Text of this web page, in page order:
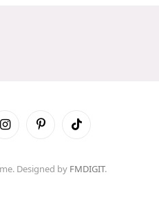
InstagramPinterestTikTok
Designed by FMDIGIT.